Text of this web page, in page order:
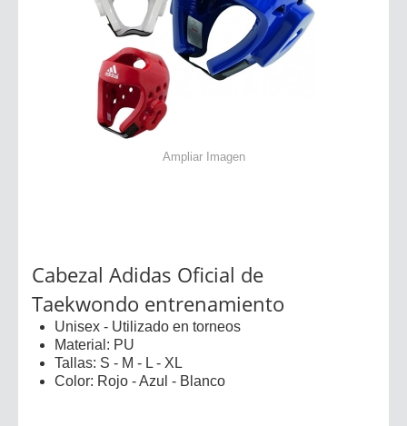
Ampliar Imagen
Cabezal Adidas Oficial de
Taekwondo entrenamiento
Unisex - Utilizado en torneos
Material: PU
Tallas: S - M - L - XL
Color: Rojo - Azul - Blanco